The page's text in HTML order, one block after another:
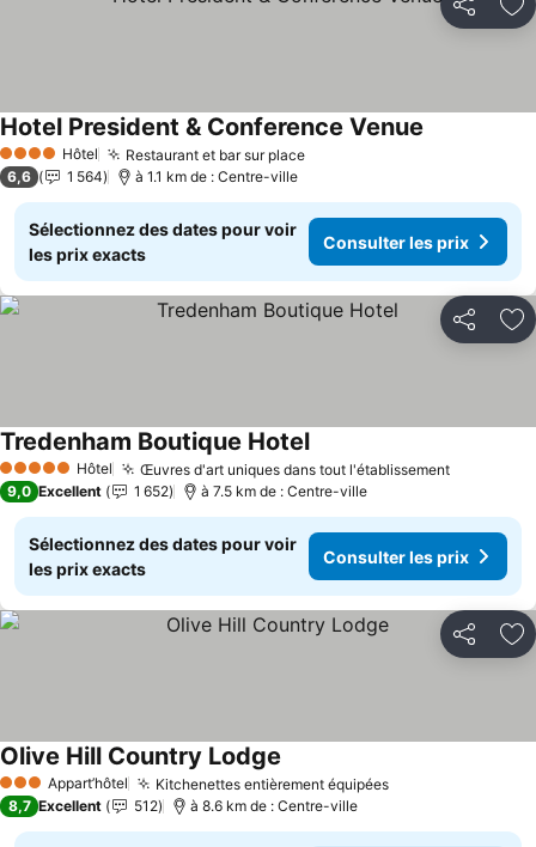
Partager
4 Étoiles Hôtel Restaurant et bar sur placeConsulter les prix
Hotel President & Conference Venue
6,6 1 564 à 1.1 km de : Centre-ville
Sélectionnez des dates pour voir
les prix exacts
Consulter les prix
Partager
5 Étoiles Hôtel Œuvres d'art uniques dans tout l'établissement
Tredenham Boutique HotelConsulter les prix
9,0 Excellent 1 652 à 7.5 km de : Centre-ville
Sélectionnez des dates pour voir
les prix exacts
Consulter les prix
Partager
3 ÉtoilesAppart’hôtel Kitchenettes entièrement équipéesConsulter les
Olive Hill Country Lodge
8,7 Excellent 512 à 8.6 km de : Centre-ville